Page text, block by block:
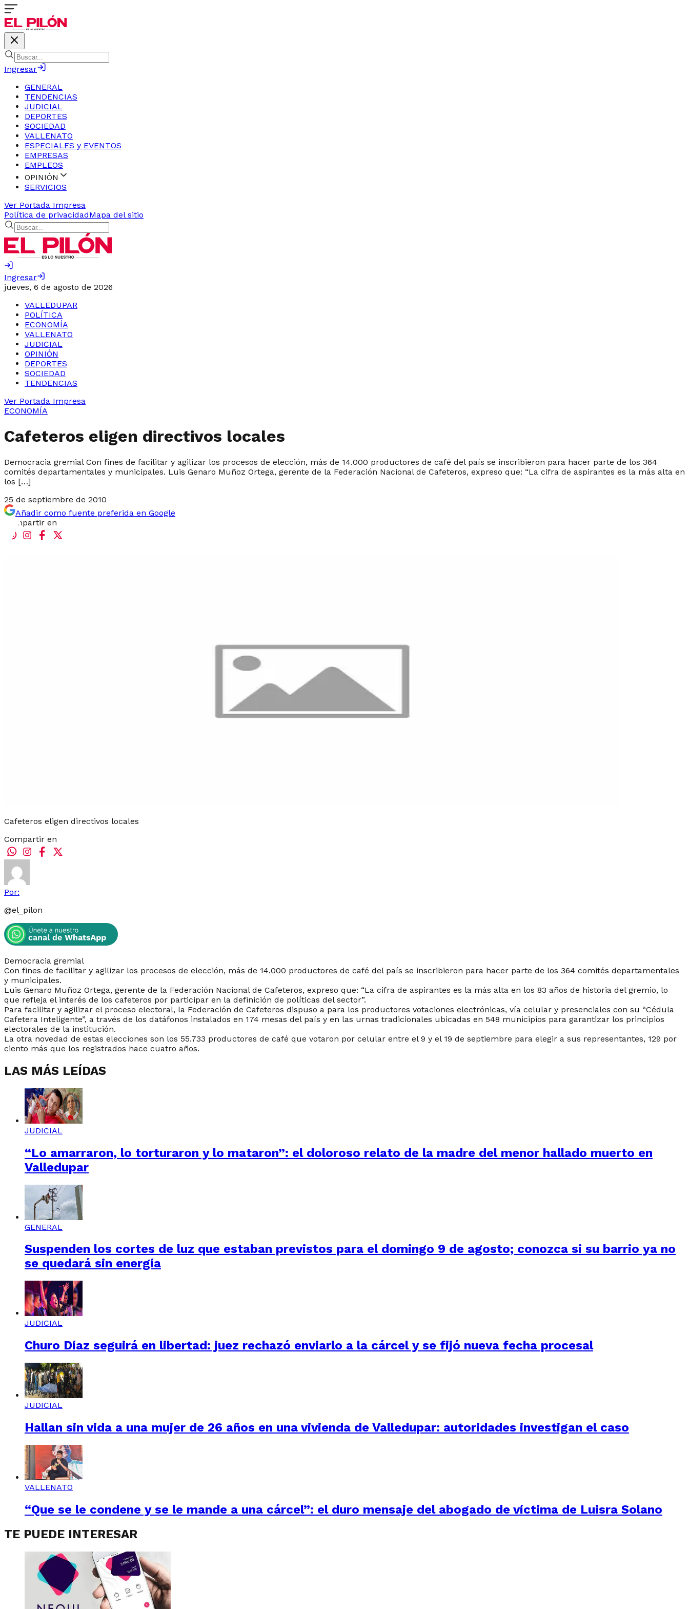
Ingresar
GENERAL
TENDENCIAS
JUDICIAL
DEPORTES
SOCIEDAD
VALLENATO
ESPECIALES y EVENTOS
EMPRESAS
EMPLEOS
OPINIÓN
SERVICIOS
Ver Portada Impresa
Política de privacidadMapa del sitio
Ingresar
jueves, 6 de agosto de 2026
VALLEDUPAR
POLÍTICA
ECONOMÍA
VALLENATO
JUDICIAL
OPINIÓN
DEPORTES
SOCIEDAD
TENDENCIAS
Ver Portada Impresa
ECONOMÍA
Cafeteros eligen directivos locales
Democracia gremial Con fines de facilitar y agilizar los procesos de elección, más de 14.000 productores de café del país se inscribieron para hacer parte de los 364
comités departamentales y municipales. Luis Genaro Muñoz Ortega, gerente de la Federación Nacional de Cafeteros, expreso que: “La cifra de aspirantes es la más alta en
los […]
25 de septiembre de 2010
Añadir como fuente preferida en Google
Compartir en
Cafeteros eligen directivos locales
Compartir en
Por:
@el_pilon
Democracia gremial
Con fines de facilitar y agilizar los procesos de elección, más de 14.000 productores de café del país se inscribieron para hacer parte de los 364 comités departamentales
y municipales.
Luis Genaro Muñoz Ortega, gerente de la Federación Nacional de Cafeteros, expreso que: “La cifra de aspirantes es la más alta en los 83 años de historia del gremio, lo
que refleja el interés de los cafeteros por participar en la definición de políticas del sector”.
Para facilitar y agilizar el proceso electoral, la Federación de Cafeteros dispuso a para los productores votaciones electrónicas, vía celular y presenciales con su “Cédula
Cafetera Inteligente”, a través de los datáfonos instalados en 174 mesas del país y en las urnas tradicionales ubicadas en 548 municipios para garantizar los principios
electorales de la institución.
La otra novedad de estas elecciones son los 55.733 productores de café que votaron por celular entre el 9 y el 19 de septiembre para elegir a sus representantes, 129 por
ciento más que los registrados hace cuatro años.
LAS MÁS LEÍDAS
JUDICIAL
“Lo amarraron, lo torturaron y lo mataron”: el doloroso relato de la madre del menor hallado muerto en
Valledupar
GENERAL
Suspenden los cortes de luz que estaban previstos para el domingo 9 de agosto; conozca si su barrio ya no
se quedará sin energía
JUDICIAL
Churo Díaz seguirá en libertad: juez rechazó enviarlo a la cárcel y se fijó nueva fecha procesal
JUDICIAL
Hallan sin vida a una mujer de 26 años en una vivienda de Valledupar: autoridades investigan el caso
VALLENATO
“Que se le condene y se le mande a una cárcel”: el duro mensaje del abogado de víctima de Luisra Solano
TE PUEDE INTERESAR